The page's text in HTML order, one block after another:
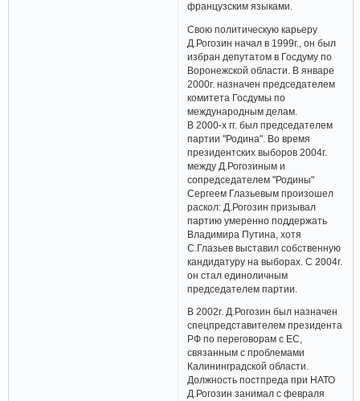
французским языками.
Свою политическую карьеру
Д.Рогозин начал в 1999г., он был
избран депутатом в Госдуму по
Воронежской области. В январе
2000г. назначен председателем
комитета Госдумы по
международным делам.
В 2000-х гг. был председателем
партии "Родина". Во время
президентских выборов 2004г.
между Д.Рогозиным и
сопредседателем "Родины"
Сергеем Глазьевым произошел
раскол: Д.Рогозин призывал
партию умеренно поддержать
Владимира Путина, хотя
С.Глазьев выставил собственную
кандидатуру на выборах. С 2004г.
он стал единоличным
председателем партии.
В 2002г. Д.Рогозин был назначен
спецпредставителем президента
РФ по переговорам с ЕС,
связанным с проблемами
Калининградской области.
Должность постпреда при НАТО
Д.Рогозин занимал с февраля